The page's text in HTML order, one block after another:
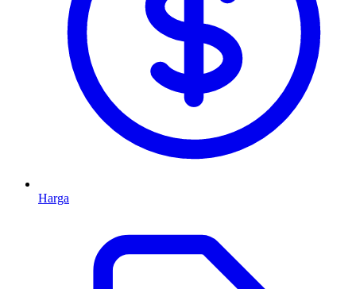
Harga